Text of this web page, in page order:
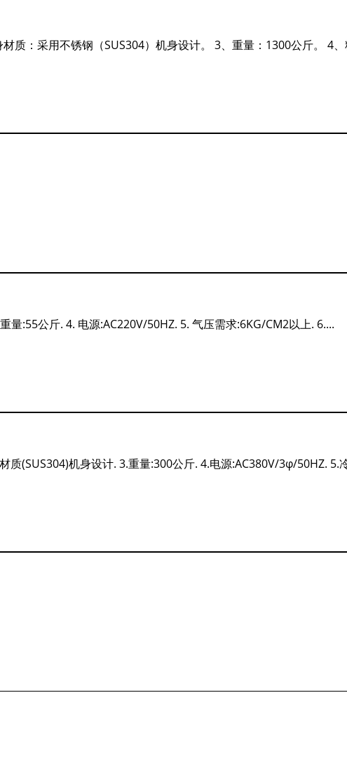
：采用不锈钢（SUS304）机身设计。 3、重量：1300公斤。 4
:55公斤. 4. 电源:AC220V/50HZ. 5. 气压需求:6KG/CM2以上. 6....
(SUS304)机身设计. 3.重量:300公斤. 4.电源:AC380V/3φ/50HZ. 5.